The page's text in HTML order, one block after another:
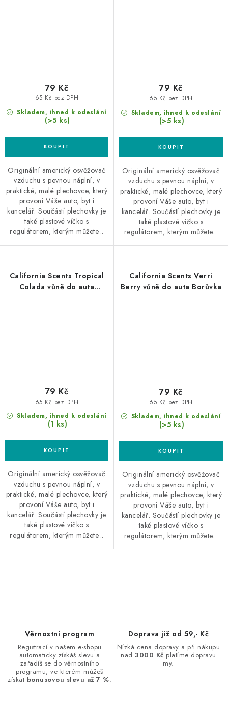
Skladem, ihned k odeslání
(>5 ks)
65 Kč bez DPH
79 Kč
Originální americký osvěžovač
vzduchu s pevnou náplní, v
praktické, malé plechovce, který
provoní Váše auto, byt i
kancelář. Součástí plechovky je
také plastové víčko s
regulátorem, kterým můžete...
Skladem, ihned k odeslání
(>5 ks)
65 Kč bez DPH
79 Kč
Originální americký osvěžovač
vzduchu s pevnou náplní, v
praktické, malé plechovce, který
provoní Váše auto, byt i
kancelář. Součástí plechovky je
také plastové víčko s
regulátorem, kterým můžete...
California Scents Tropical
Colada vůně do auta
Skladem, ihned k odeslání
(1 ks)
65 Kč bez DPH
79 Kč
Originální americký osvěžovač
vzduchu s pevnou náplní, v
praktické, malé plechovce, který
provoní Váše auto, byt i
kancelář. Součástí plechovky je
také plastové víčko s
regulátorem, kterým můžete...
California Scents Verri
Berry vůně do auta Borůvka
Skladem, ihned k odeslání
(>5 ks)
65 Kč bez DPH
79 Kč
Originální americký osvěžovač
vzduchu s pevnou náplní, v
praktické, malé plechovce, který
provoní Váše auto, byt i
kancelář. Součástí plechovky je
také plastové víčko s
regulátorem, kterým můžete...
p
Věrnostní program
Registrací v našem e-shopu
automaticky získáš slevu a
zařadíš se do věrnostního
programu, ve kterém můžeš
získat bonusovou slevu až 7 %.
Doprava již od 59,- Kč
Nízká cena dopravy a při nákupu
nad3000 Kč platíme dopravu
my.